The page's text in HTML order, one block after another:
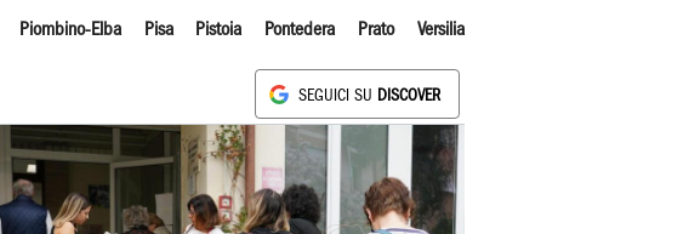
Piombino-Elba Pisa Pistoia Pontedera Prato Versilia
SEGUICI SU DISCOVER